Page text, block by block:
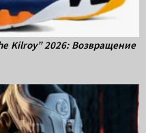
Kilroy” 2026: Возвращение